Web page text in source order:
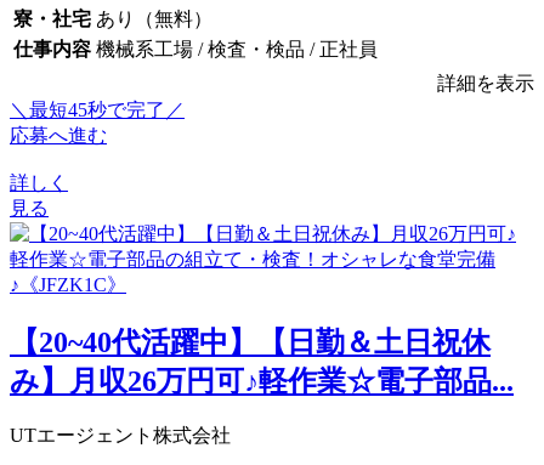
寮・社宅 あり（無料）
仕事内容 機械系工場 / 検査・検品 / 正社員
詳細を表示
＼最短45秒で完了／
応募へ進む
詳しく
見る
【20~40代活躍中】【日勤＆土日祝休
み】月収26万円可♪軽作業☆電子部品...
UTエージェント株式会社